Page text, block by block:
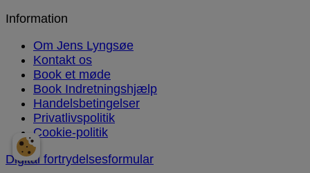
Information
Om Jens Lyngsøe
Kontakt os
Book et møde
Book Indretningshjælp
Handelsbetingelser
Privatlivspolitik
Cookie-politik
Digital fortrydelsesformular